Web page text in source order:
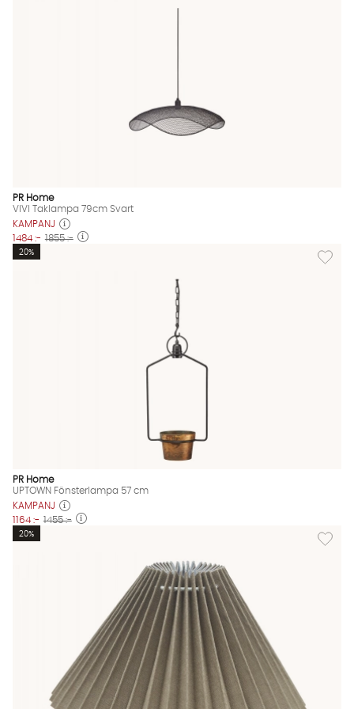
PR Home
VIVI Taklampa 79cm Svart
KAMPANJ
1484 :- 1855 :-
Lägg
20%
PR Home
UPTOWN Fönsterlampa 57 cm
KAMPANJ
1164 :- 1455 :-
Lägg
20%